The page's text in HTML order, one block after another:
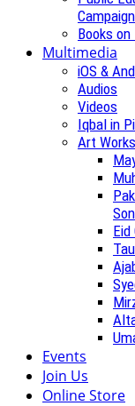
Books
Multimedia
iOS &
Audios
Videos
Iqbal in
Art Works
Eid
Events
Join Us
Online Store